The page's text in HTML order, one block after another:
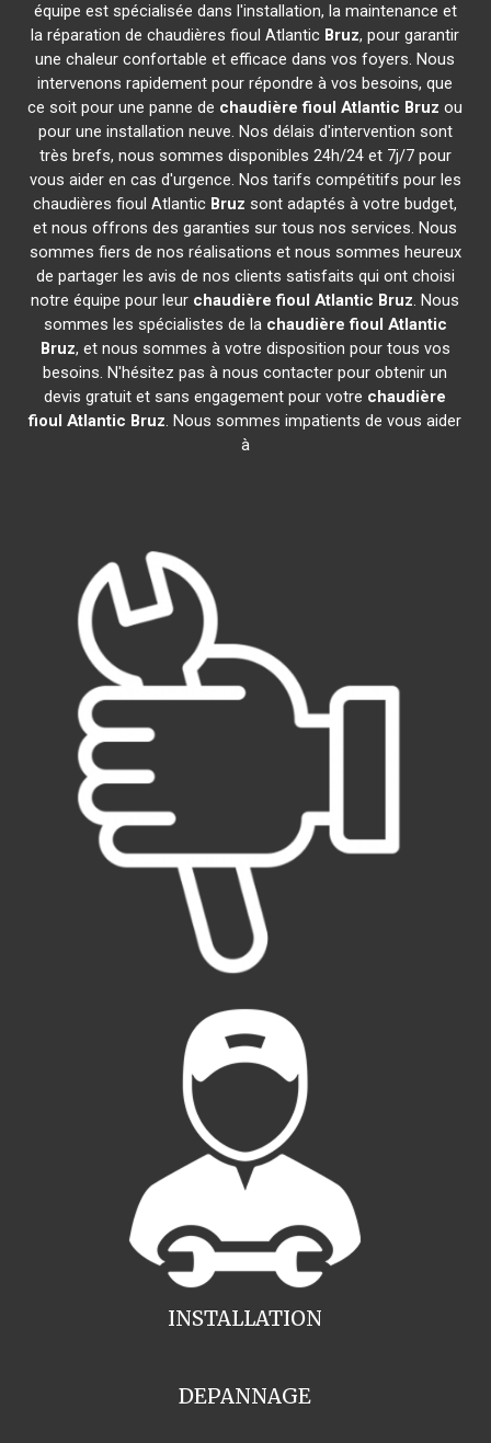
équipe est spécialisée dans l'installation, la maintenance et
la réparation de chaudières fioul Atlantic Bruz, pour garantir
une chaleur confortable et efficace dans vos foyers. Nous
intervenons rapidement pour répondre à vos besoins, que
ce soit pour une panne de chaudière fioul Atlantic Bruz ou
pour une installation neuve. Nos délais d'intervention sont
très brefs, nous sommes disponibles 24h/24 et 7j/7 pour
vous aider en cas d'urgence. Nos tarifs compétitifs pour les
chaudières fioul Atlantic Bruz sont adaptés à votre budget,
et nous offrons des garanties sur tous nos services. Nous
sommes fiers de nos réalisations et nous sommes heureux
de partager les avis de nos clients satisfaits qui ont choisi
notre équipe pour leur chaudière fioul Atlantic Bruz. Nous
sommes les spécialistes de la chaudière fioul Atlantic
Bruz, et nous sommes à votre disposition pour tous vos
besoins. N'hésitez pas à nous contacter pour obtenir un
devis gratuit et sans engagement pour votre chaudière
fioul Atlantic Bruz. Nous sommes impatients de vous aider
à
INSTALLATION
DEPANNAGE